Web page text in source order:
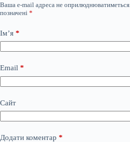
Ваша e-mail адреса не оприлюднюватиметься.
позначені *
Ім’я *
Email *
Сайт
Додати коментар *